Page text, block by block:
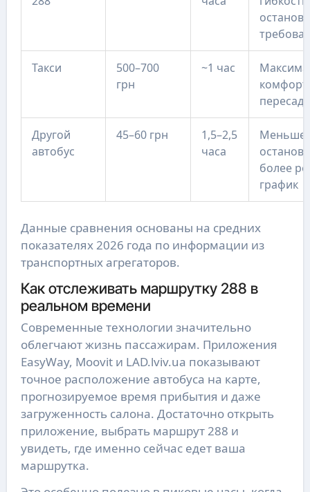
Такси
500–700
грн
~1 час
Другой
автобус
45–60 грн
1,5–2,5
часа
Меньше
более
график
Данные сравнения основаны на средних
показателях 2026 года по информации из
транспортных агрегаторов.
Как отслеживать маршрутку 288 в
реальном времени
Современные технологии значительно
облегчают жизнь пассажирам. Приложения
EasyWay, Moovit и LAD.lviv.ua показывают
точное расположение автобуса на карте,
прогнозируемое время прибытия и даже
загруженность салона. Достаточно открыть
приложение, выбрать маршрут 288 и
увидеть, где именно сейчас едет ваша
маршрутка.